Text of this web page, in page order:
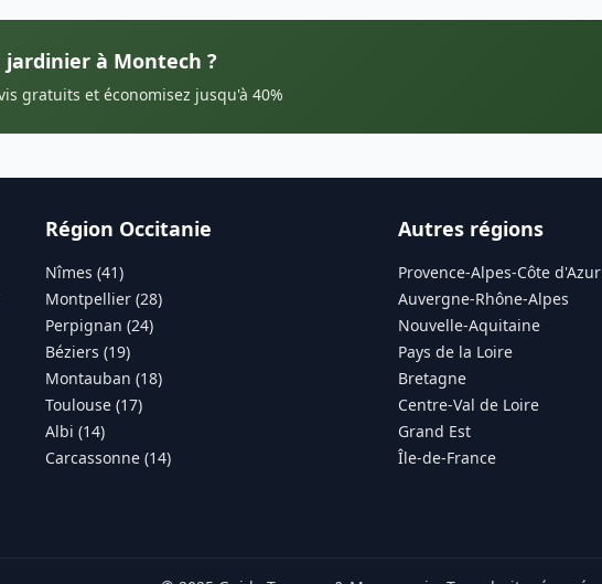
jardinier à Montech ?
gratuits et économisez jusqu'à 40%
Région Occitanie
Nîmes (41)
Montpellier (28)
Perpignan (24)
Béziers (19)
Montauban (18)
Toulouse (17)
Albi (14)
Carcassonne (14)
Autres régions
Provence-Alpes-Côte d'Azur
Auvergne-Rhône-Alpes
Nouvelle-Aquitaine
Pays de la Loire
Bretagne
Centre-Val de Loire
Grand Est
Île-de-France